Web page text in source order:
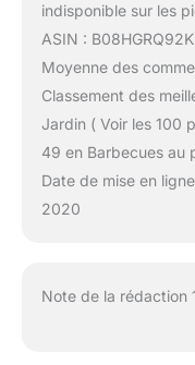
indisponible sur les
ASIN : B08HGRQ92K
Moyenne des
Classement des
Jardin ( Voir les 100
49 en Barbecues au
Date de mise en
2020
Note de la rédaction